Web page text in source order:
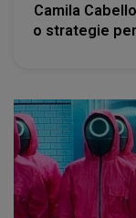
Camila
o strategie